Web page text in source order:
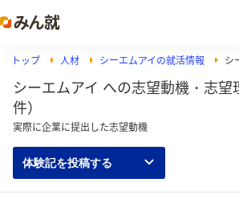
トップ 人材 シーエムアイの就活情報 シ
シーエムアイ への志望動機・志望
件）
実際に企業に提出した志望動機
体験記を投稿する